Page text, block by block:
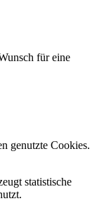
für eine
genutzte Cookies.
statistische